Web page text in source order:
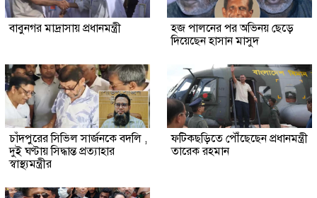
বাবুনগর মাদ্রাসায় প্রধানমন্ত্রী
হজ পালনের পর অভিনয় ছেড়ে
দিয়েছেন হাসান মাসুদ
চাঁদপুরের সিভিল সার্জনকে বদলি ,
দুই ঘণ্টায় সিদ্ধান্ত প্রত্যাহার
স্বাস্থ্যমন্ত্রীর
ফটিকছড়িতে পৌঁছেছেন প্রধানমন্ত্রী
তারেক রহমান